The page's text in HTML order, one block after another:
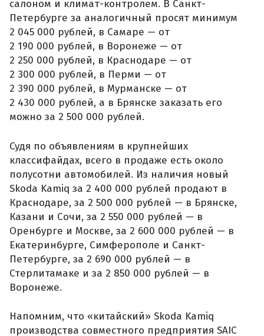
салоном и климат-контролем. В Санкт-
Петербурге за аналогичный просят минимум
2 045 000 рублей, в Самаре — от
2 190 000 рублей, в Воронеже — от
2 250 000 рублей, в Краснодаре — от
2 300 000 рублей, в Перми — от
2 390 000 рублей, в Мурманске — от
2 430 000 рублей, а в Брянске заказать его
можно за 2 500 000 рублей.
Судя по объявлениям в крупнейших
классифайдах, всего в продаже есть около
полусотни автомобилей. Из наличия новый
Skoda Kamiq за 2 400 000 рублей продают в
Краснодаре, за 2 500 000 рублей — в Брянске,
Казани и Сочи, за 2 550 000 рублей — в
Оренбурге и Москве, за 2 600 000 рублей — в
Екатеринбурге, Симферополе и Санкт-
Петербурге, за 2 690 000 рублей — в
Стерлитамаке и за 2 850 000 рублей — в
Воронеже.
Напомним, что «китайский» Skoda Kamiq
производства совместного предприятия SAIC